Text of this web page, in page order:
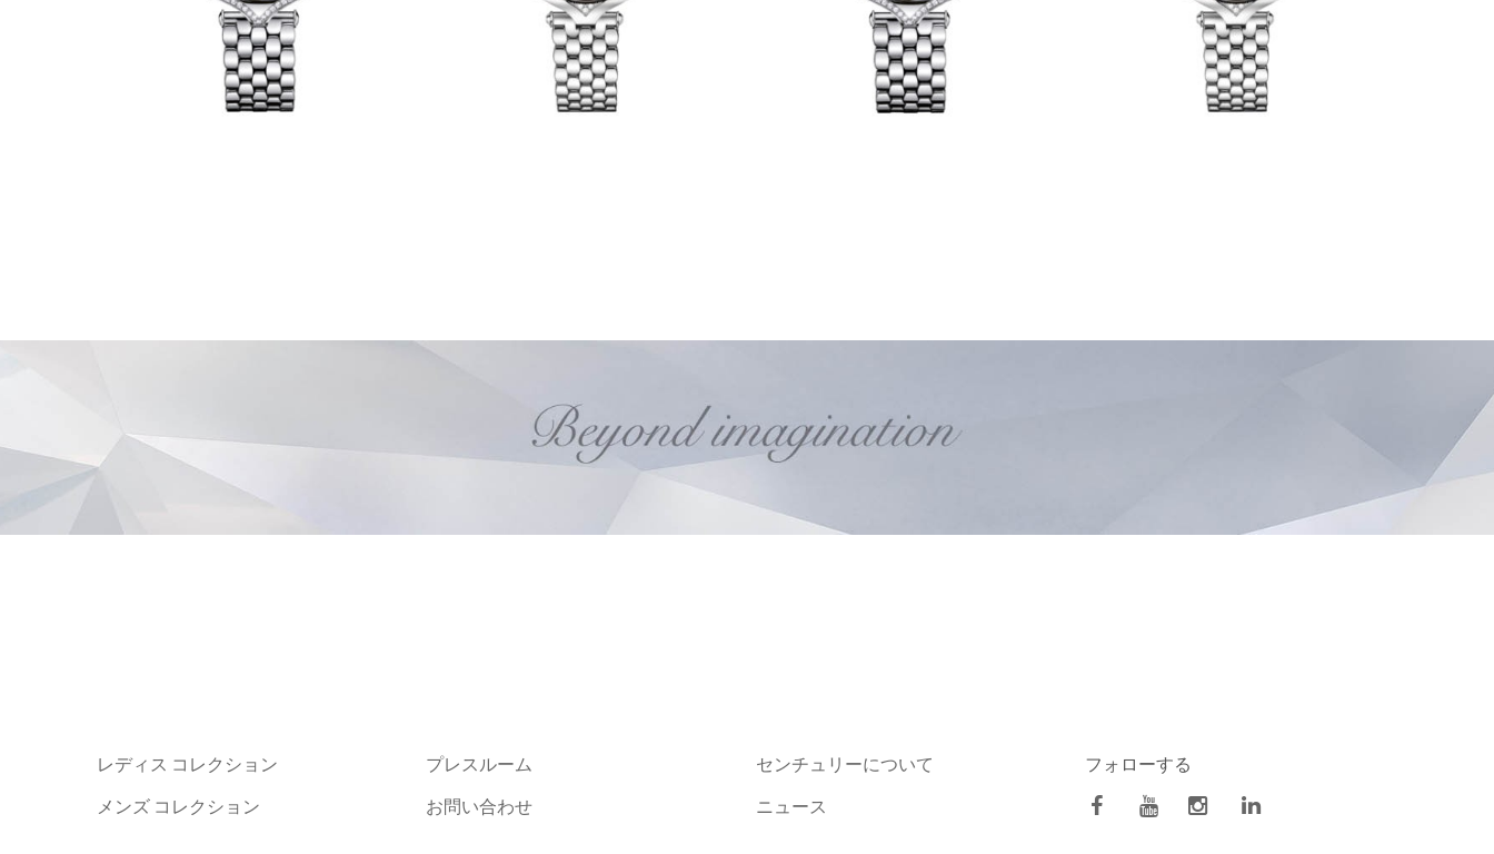
レディス コレクション
メンズ コレクション
プレスルーム
お問い合わせ
センチュリーについて
ニュース
フォローする
facebookYoutubeInstagram